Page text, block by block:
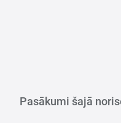
Pasākumi šajā